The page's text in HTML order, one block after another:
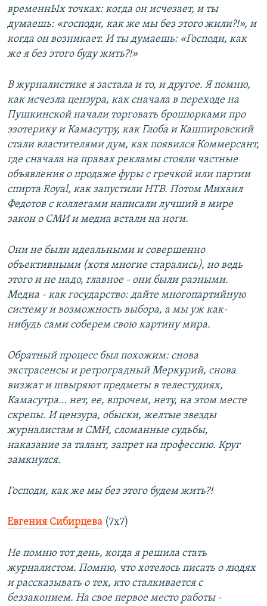
временнЫх точках: когда он исчезает, и ты
думаешь: «господи, как же мы без этого жили?!», и
когда он возникает. И ты думаешь: «Господи, как
же я без этого буду жить?!»
В журналистике я застала и то, и другое. Я помню,
как исчезла цензура, как сначала в переходе на
Пушкинской начали торговать брошюрками про
эзотерику и Камасутру, как Глоба и Кашпировский
стали властителями дум, как появился Коммерсант,
где сначала на правах рекламы стояли частные
объявления о продаже фуры с гречкой или партии
спирта Royal, как запустили НТВ. Потом Михаил
Федотов с коллегами написали лучший в мире
закон о СМИ и медиа встали на ноги.
Они не были идеальными и совершенно
объективными (хотя многие старались), но ведь
этого и не надо, главное - они были разными.
Медиа - как государство: дайте многопартийную
систему и возможность выбора, а мы уж как-
нибудь сами соберем свою картину мира.
Обратный процесс был похожим: снова
экстрасенсы и ретроградный Меркурий, снова
визжат и швыряют предметы в телестудиях,
Камасутра… нет, ее, впрочем, нету, на этом месте
скрепы. И цензура, обыски, желтые звезды
журналистам и СМИ, сломанные судьбы,
наказание за талант, запрет на профессию. Круг
замкнулся.
Господи, как же мы без этого будем жить?!
Евгения Сибирцева (7х7)
Не помню тот день, когда я решила стать
журналистом. Помню, что хотелось писать о людях
и рассказывать о тех, кто сталкивается с
беззаконием. На свое первое место работы -